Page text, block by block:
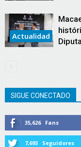
Actualidad
SIGUE CONECTADO
35,626 Fans
7,693 Seguidores